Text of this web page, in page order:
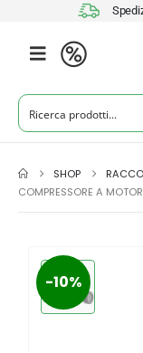
SHOP
COMPRESSORE A
-10%